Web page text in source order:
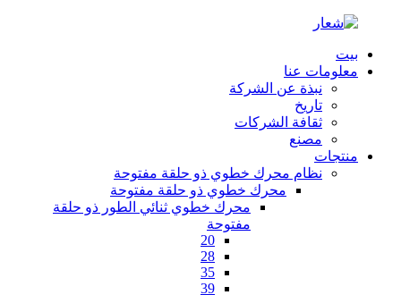
بيت
معلومات عنا
نبذة عن الشركة
تاريخ
ثقافة الشركات
مصنع
منتجات
نظام محرك خطوي ذو حلقة مفتوحة
محرك خطوي ذو حلقة مفتوحة
محرك خطوي ثنائي الطور ذو حلقة
مفتوحة
20
28
35
39